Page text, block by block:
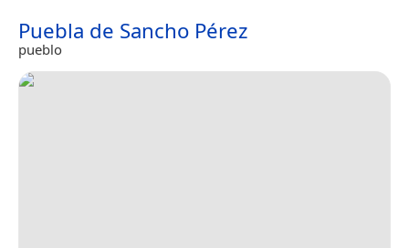
Puebla de Sancho Pérez
pueblo